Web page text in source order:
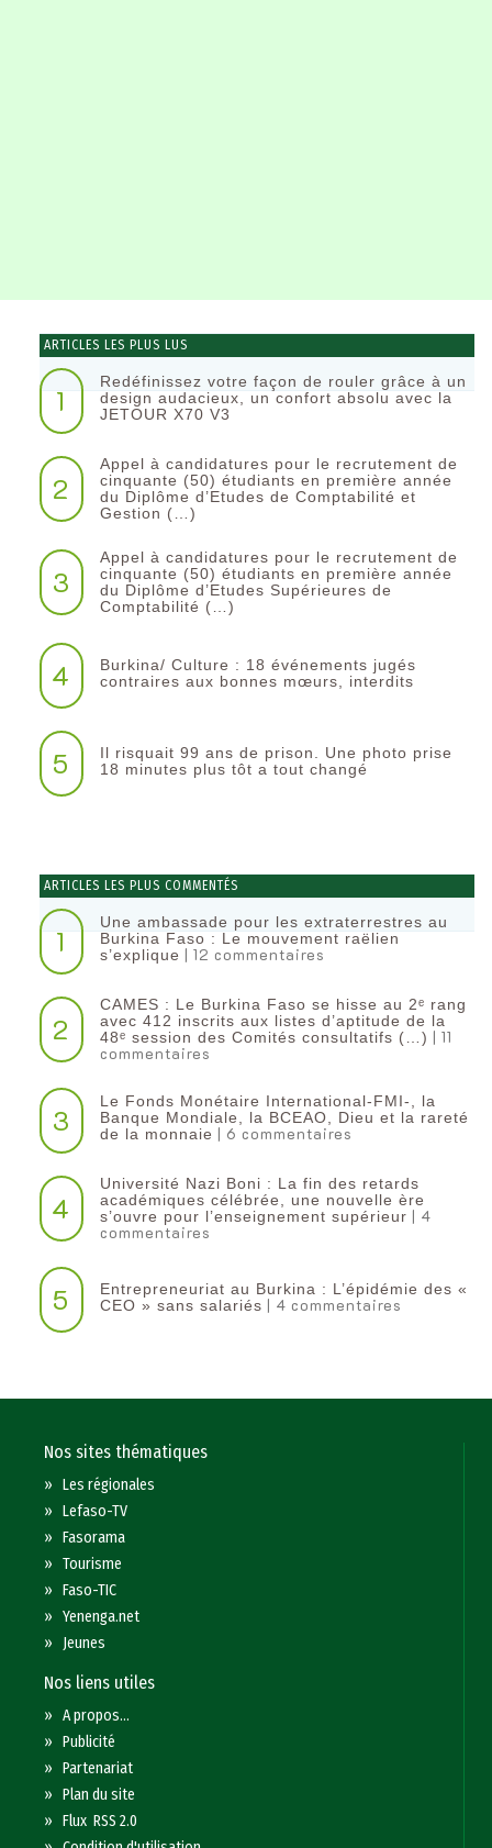
ARTICLES LES PLUS LUS
1
Redéfinissez votre façon de rouler grâce à un
design audacieux, un confort absolu avec la
JETOUR X70 V3
2
Appel à candidatures pour le recrutement de
cinquante (50) étudiants en première année
du Diplôme d’Etudes de Comptabilité et
Gestion (…)
3
Appel à candidatures pour le recrutement de
cinquante (50) étudiants en première année
du Diplôme d’Etudes Supérieures de
Comptabilité (…)
4
Burkina/ Culture : 18 événements jugés
contraires aux bonnes mœurs, interdits
5
Il risquait 99 ans de prison. Une photo prise
18 minutes plus tôt a tout changé
ARTICLES LES PLUS COMMENTÉS
1
Une ambassade pour les extraterrestres au
Burkina Faso : Le mouvement raëlien
s’explique | 12 commentaires
2
CAMES : Le Burkina Faso se hisse au 2ᵉ rang
avec 412 inscrits aux listes d’aptitude de la
48ᵉ session des Comités consultatifs (…) | 11
commentaires
3
Le Fonds Monétaire International-FMI-, la
Banque Mondiale, la BCEAO, Dieu et la rareté
de la monnaie | 6 commentaires
4
Université Nazi Boni : La fin des retards
académiques célébrée, une nouvelle ère
s’ouvre pour l’enseignement supérieur | 4
commentaires
5
Entrepreneuriat au Burkina : L’épidémie des «
CEO » sans salariés | 4 commentaires
Nos sites thématiques
»Les régionales
»Lefaso-TV
»Fasorama
»Tourisme
»Faso-TIC
»Yenenga.net
» Jeunes
Nos liens utiles
»A propos...
»Publicité
»Partenariat
»Plan du site
»Flux RSS 2.0